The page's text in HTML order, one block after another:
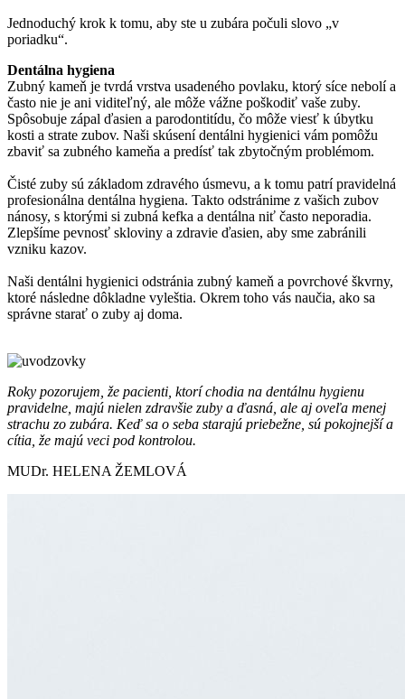
Jednoduchý krok k tomu, aby ste u zubára počuli slovo „v
poriadku“.
Dentálna hygiena
Zubný kameň je tvrdá vrstva usadeného povlaku, ktorý síce nebolí a
často nie je ani viditeľný, ale môže vážne poškodiť vaše zuby.
Spôsobuje zápal ďasien a parodontitídu, čo môže viesť k úbytku
kosti a strate zubov. Naši skúsení dentálni hygienici vám pomôžu
zbaviť sa zubného kameňa a predísť tak zbytočným problémom.
Čisté zuby sú základom zdravého úsmevu, a k tomu patrí pravidelná
profesionálna dentálna hygiena. Takto odstránime z vašich zubov
nánosy, s ktorými si zubná kefka a dentálna niť často neporadia.
Zlepšíme pevnosť skloviny a zdravie ďasien, aby sme zabránili
vzniku kazov.
Naši dentálni hygienici odstránia zubný kameň a povrchové škvrny,
ktoré následne dôkladne vyleštia. Okrem toho vás naučia, ako sa
správne starať o zuby aj doma.
Roky pozorujem, že pacienti, ktorí chodia na dentálnu hygienu
pravidelne, majú nielen zdravšie zuby a ďasná, ale aj oveľa menej
strachu zo zubára. Keď sa o seba starajú priebežne, sú pokojnejší a
cítia, že majú veci pod kontrolou.
MUDr. HELENA ŽEMLOVÁ